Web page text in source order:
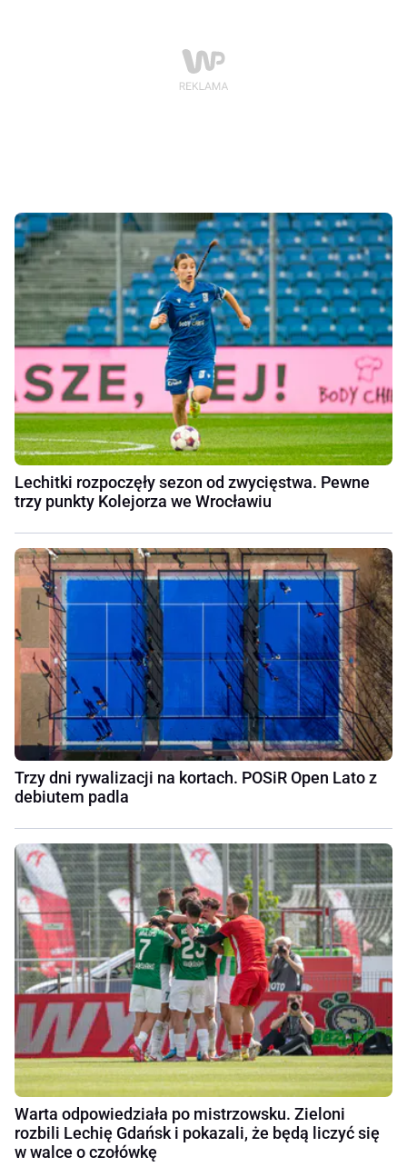
Lechitki rozpoczęły sezon od zwycięstwa. Pewne
trzy punkty Kolejorza we Wrocławiu
Trzy dni rywalizacji na kortach. POSiR Open Lato z
debiutem padla
Warta odpowiedziała po mistrzowsku. Zieloni
rozbili Lechię Gdańsk i pokazali, że będą liczyć się
w walce o czołówkę